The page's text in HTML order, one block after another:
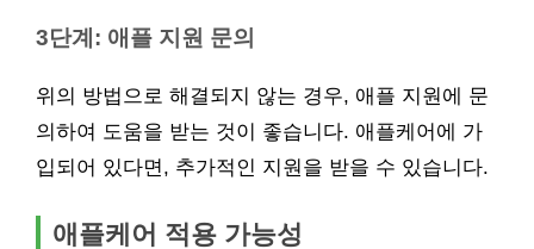
3단계: 애플 지원 문의
위의 방법으로 해결되지 않는 경우, 애플 지원에 문
의하여 도움을 받는 것이 좋습니다. 애플케어에 가
입되어 있다면, 추가적인 지원을 받을 수 있습니다.
애플케어 적용 가능성